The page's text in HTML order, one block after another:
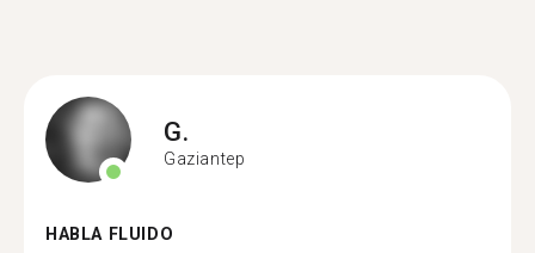
G.
Gaziantep
HABLA FLUIDO